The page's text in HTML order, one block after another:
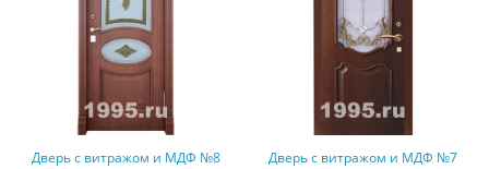
Дверь с витражом и МДФ №8
Дверь с витражом и МДФ №7